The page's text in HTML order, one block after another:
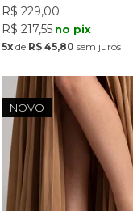
R$ 229,00
R$ 217,55 no pix
5xde R$ 45,80 sem juros
NOVO